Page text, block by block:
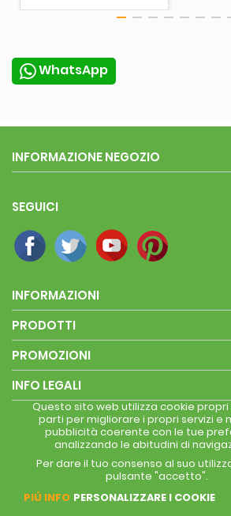
WhatsApp
INFORMAZIONE NEGOZIO
SEGUICI
INFORMAZIONI
PRODOTTI
PROMOZIONI
INFO LEGALI
Questo sito web utilizza cookie
parti per migliorare i propri servizi e
pubblicità coerente con le tue
analizzando le abitudini di
Per dare il tuo consenso al suo
pulsante "accetto".
PIÚ INFO PERSONALIZZARE I COOKIE